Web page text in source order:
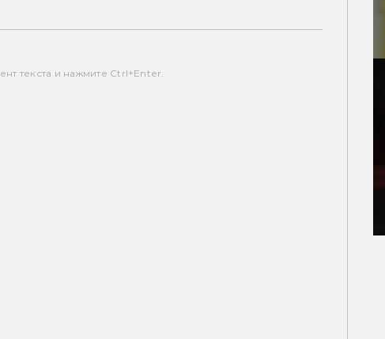
текста и нажмите Ctrl+Enter.